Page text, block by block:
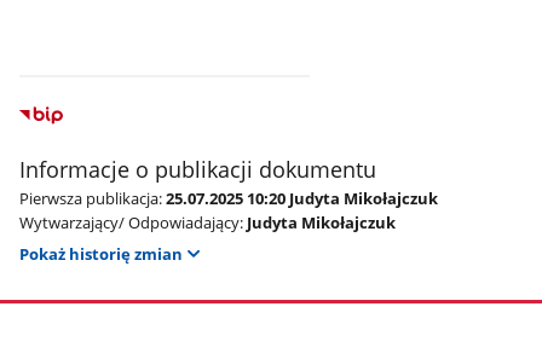
Informacje o publikacji dokumentu
Pierwsza publikacja:25.07.2025 10:20 Judyta Mikołajczuk
Wytwarzający/ Odpowiadający: Judyta Mikołajczuk
Pokaż historię zmian